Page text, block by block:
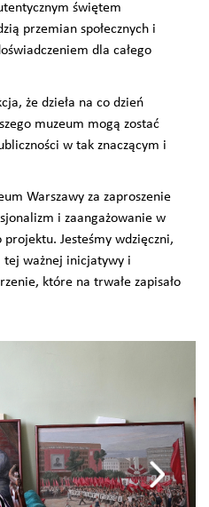
świętem
przemian społecznych i
dla całego
że dzieła na co dzień
muzeum mogą zostać
w tak znaczącym i
Warszawy za zaproszenie
i zaangażowanie w
Jesteśmy wdzięczni,
tej ważnej inicjatywy i
które na trwałe zapisało